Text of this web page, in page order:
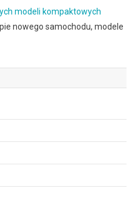
modeli kompaktowych
nowego samochodu, modele